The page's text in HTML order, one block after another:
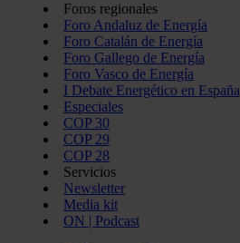
Foros regionales
Foro Andaluz de Energía
Foro Catalán de Energía
Foro Gallego de Energía
Foro Vasco de Energía
I Debate Energético en España
Especiales
COP 30
COP 29
COP 28
Servicios
Newsletter
Media kit
ON | Podcast